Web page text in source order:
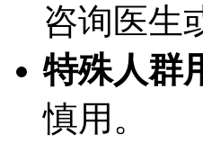
咨询医生
特殊人群
慎用。